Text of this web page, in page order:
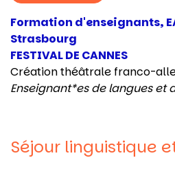
Formation d'enseignants,
Strasbourg
FESTIVAL DE CANNES
Création théâtrale franco-
Enseignant*es de langues et
Séjour linguistique